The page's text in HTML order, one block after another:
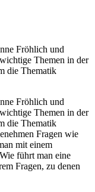
Fröhlich und
Themen in der
die Thematik
Fröhlich und
Themen in der
die Thematik
Fragen wie
mit einem
führt man eine
Fragen, zu denen